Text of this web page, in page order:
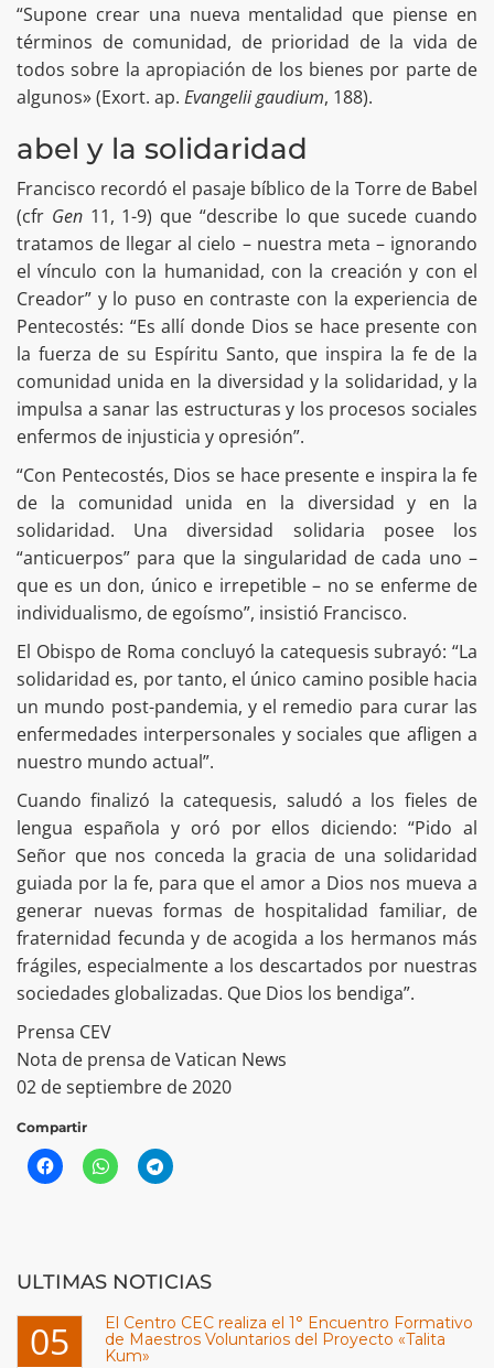
“Supone crear una nueva mentalidad que piense en
términos de comunidad, de prioridad de la vida de
todos sobre la apropiación de los bienes por parte de
algunos» (Exort. ap. Evangelii gaudium, 188).
abel y la solidaridad
Francisco recordó el pasaje bíblico de la Torre de Babel
(cfr Gen11, 1-9) que “describe lo que sucede cuando
tratamos de llegar al cielo – nuestra meta – ignorando
el vínculo con la humanidad, con la creación y con el
Creador” y lo puso en contraste con la experiencia de
Pentecostés: “Es allí donde Dios se hace presente con
la fuerza de su Espíritu Santo, que inspira la fe de la
comunidad unida en la diversidad y la solidaridad, y la
impulsa a sanar las estructuras y los procesos sociales
enfermos de injusticia y opresión”.
“Con Pentecostés, Dios se hace presente e inspira la fe
de la comunidad unida en la diversidad y en la
solidaridad. Una diversidad solidaria posee los
“anticuerpos” para que la singularidad de cada uno –
que es un don, único e irrepetible – no se enferme de
individualismo, de egoísmo”, insistió Francisco.
El Obispo de Roma concluyó la catequesis subrayó: “La
solidaridad es, por tanto, el único camino posible hacia
un mundo post-pandemia, y el remedio para curar las
enfermedades interpersonales y sociales que afligen a
nuestro mundo actual”.
Cuando finalizó la catequesis, saludó a los fieles de
lengua española y oró por ellos diciendo: “Pido al
Señor que nos conceda la gracia de una solidaridad
guiada por la fe, para que el amor a Dios nos mueva a
generar nuevas formas de hospitalidad familiar, de
fraternidad fecunda y de acogida a los hermanos más
frágiles, especialmente a los descartados por nuestras
sociedades globalizadas. Que Dios los bendiga”.
Prensa CEV
Nota de prensa de Vatican News
02 de septiembre de 2020
Compartir
ULTIMAS NOTICIAS
05
El Centro CEC realiza el 1° Encuentro Formativo
de Maestros Voluntarios del Proyecto «Talita
Kum»